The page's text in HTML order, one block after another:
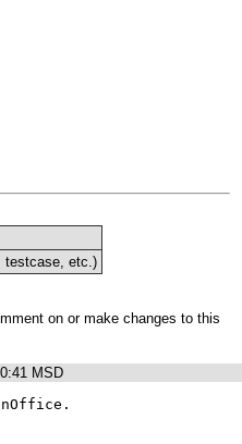
testcase, etc.)
MSD